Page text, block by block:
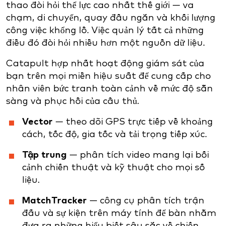
thao đòi hỏi thể lực cao nhất thế giới — va
chạm, di chuyển, quay đầu ngắn và khối lượng
công việc khổng lồ. Việc quản lý tất cả những
điều đó đòi hỏi nhiều hơn một nguồn dữ liệu.
Catapult hợp nhất hoạt động giám sát của
bạn trên mọi miền hiệu suất để cung cấp cho
nhân viên bức tranh toàn cảnh về mức độ sẵn
sàng và phục hồi của cầu thủ.
Vector — theo dõi GPS trực tiếp về khoảng
cách, tốc độ, gia tốc và tải trọng tiếp xúc.
Tập trung — phân tích video mang lại bối
cảnh chiến thuật và kỹ thuật cho mọi số
liệu.
MatchTracker — công cụ phân tích trận
đấu và sự kiện trên máy tính để bàn nhằm